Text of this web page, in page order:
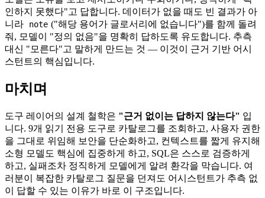
인하지 못했다"고 답합니다. 데이터가 없을 때도 빈 결과가 아
니라
note ("해당 용어가 글로서리에 없습니다")를 함께 돌려
줘, 모델이 "정의 없음"을 명확히 답하도록 유도합니다. 추측
대신 "모른다"고 말하게 만드는 것 — 이것이 근거 기반 어시
스턴트의 핵심입니다.
마치며
도구 레이어의 설계 철학은 "근거 없이는 답하지 않는다" 입
니다. 9개 읽기 전용 도구로 카탈로그를 조회하고, 사용자 권한
을 그대로 위임해 보안을 단순화하고, 컨텍스트를 짧게 유지해
소형 모델도 핵심에 집중하게 하고, SQL은 스스로 검증하게
하고, 실패조차 정직하게 모델에게 알려 환각을 막습니다. 여
러분이 복잡한 카탈로그 질문을 던져도 어시스턴트가 추측 없
이 답할 수 있는 이유가 바로 이 구조입니다.